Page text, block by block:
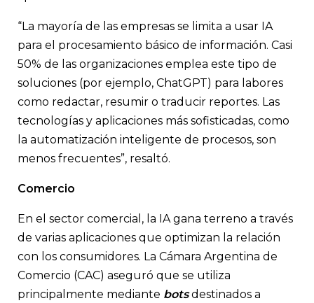
“La mayoría de las empresas se limita a usar IA
para el procesamiento básico de información. Casi
50% de las organizaciones emplea este tipo de
soluciones (por ejemplo, ChatGPT) para labores
como redactar, resumir o traducir reportes. Las
tecnologías y aplicaciones más sofisticadas, como
la automatización inteligente de procesos, son
menos frecuentes”, resaltó.
Comercio
En el sector comercial, la IA gana terreno a través
de varias aplicaciones que optimizan la relación
con los consumidores. La Cámara Argentina de
Comercio (CAC) aseguró que se utiliza
principalmente mediante bots destinados a